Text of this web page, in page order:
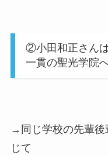
②小田和正さん
一貫の聖光学院
→同じ学校の先輩後
じて